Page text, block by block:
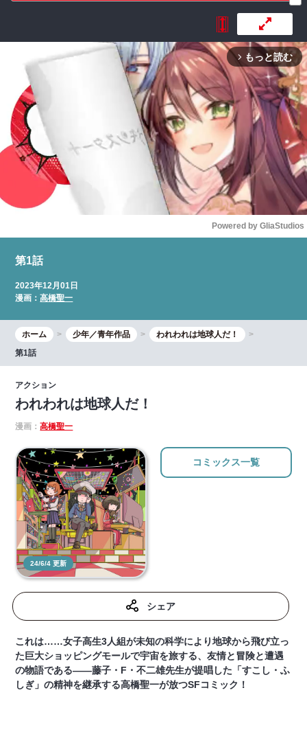
arrow_forward_ios もっと読む
Powered by GliaStudios
第1話
2023年12月01日
漫画：高橋聖一
ホーム 少年／青年作品
われわれは地球人だ！
第1話
アクション
われわれは地球人だ！
漫画：高橋聖一
24/6/4 更新
コミックス一覧
シェア
これは……女子高生3人組が未知の科学により地球から飛び立っ
た巨大ショッピングモールで宇宙を旅する、友情と冒険と遭遇
の物語である――藤子・F・不二雄先生が提唱した「すこし・ふ
しぎ」の精神を継承する高橋聖一が放つSFコミック！